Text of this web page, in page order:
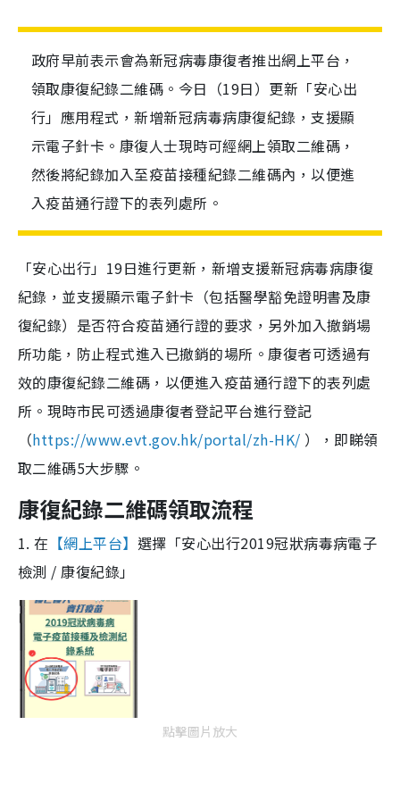
政府早前表示會為新冠病毒康復者推出網上平台，
領取康復紀錄二維碼。今日（19日）更新「安心出
行」應用程式，新增新冠病毒病康復紀錄，支援顯
示電子針卡。康復人士現時可經網上領取二維碼，
然後將紀錄加入至疫苗接種紀錄二維碼內，以便進
入疫苗通行證下的表列處所。
「安心出行」19日進行更新，新增支援新冠病毒病康復
紀錄，並支援顯示電子針卡（包括醫學豁免證明書及康
復紀錄）是否符合疫苗通行證的要求，另外加入撤銷場
所功能，防止程式進入已撤銷的場所。康復者可透過有
效的康復紀錄二維碼，以便進入疫苗通行證下的表列處
所。現時市民可透過康復者登記平台進行登記
（https://www.evt.gov.hk/portal/zh-HK/ ），即睇領
取二維碼5大步驟。
康復紀錄二維碼領取流程
1. 在 【網上平台】 選擇「安心出行2019冠狀病毒病電子
檢測 / 康復紀錄」
點擊圖片放大